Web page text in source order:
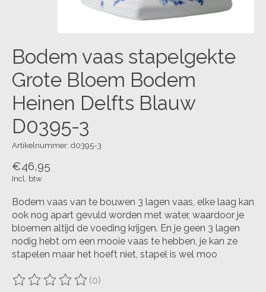
Bodem vaas stapelgekte
Grote Bloem Bodem
Heinen Delfts Blauw
D0395-3
Artikelnummer: d0395-3
€46,95
Incl. btw
Bodem vaas van te bouwen 3 lagen vaas, elke laag kan
ook nog apart gevuld worden met water, waardoor je
bloemen altijd de voeding krijgen. En je geen 3 lagen
nodig hebt om een mooie vaas te hebben, je kan ze
stapelen maar het hoeft niet, stapel is wel moo
De beoordeling van dit product is
(0)